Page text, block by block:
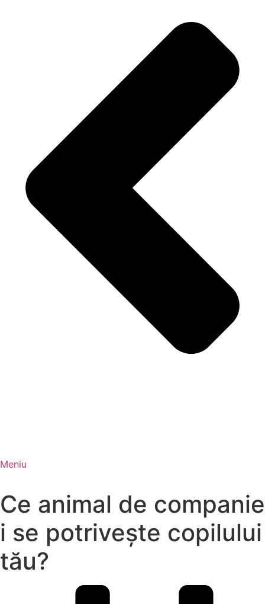
Meniu
Ce animal de companie
i se potrivește copilului
tău?